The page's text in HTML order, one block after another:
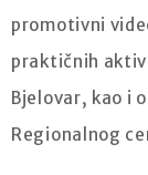
promotivni
praktičnih
Bjelovar, kao i
Regionalnog